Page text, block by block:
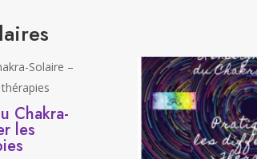
Chakra-
les